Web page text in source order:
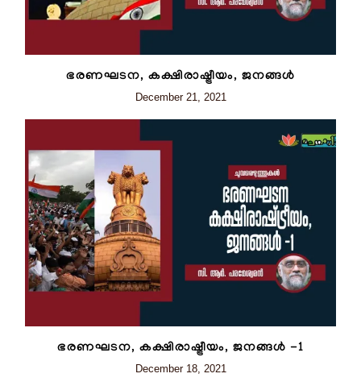
ഭരണഘടന, കക്ഷിരാഷ്ട്രീയം, ജനങ്ങൾ
December 21, 2021
ഭരണഘടന, കക്ഷിരാഷ്ട്രീയം, ജനങ്ങൾ -1
December 18, 2021